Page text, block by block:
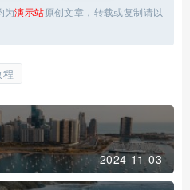
为演示站原创文章，转载或复制请以
2024-11-03